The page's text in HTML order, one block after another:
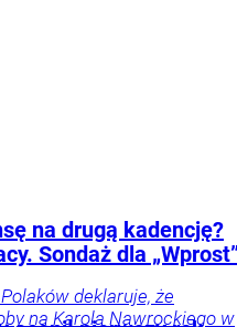
na drugą kadencję?
Sondaż dla
deklaruje, że
na Karola Nawrockiego w